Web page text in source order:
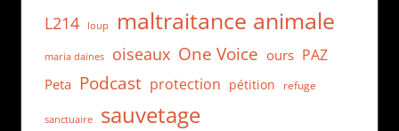
L214 loup maltraitance animale
maria daines oiseaux One Voice ours PAZ
Peta Podcast protection pétition refuge
sanctuaire sauvetage